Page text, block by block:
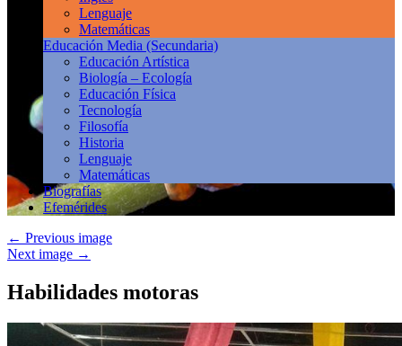
Lenguaje
Matemáticas
Educación Media (Secundaria)
Educación Artística
Biología – Ecología
Educación Física
Tecnología
Filosofía
Historia
Lenguaje
Matemáticas
Biografías
Efemérides
← Previous image
Next image →
Habilidades motoras